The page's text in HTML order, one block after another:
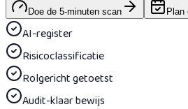
Doe de 5-minuten scan Plan
AI-register
Risicoclassificatie
Rolgericht getoetst
Audit-klaar bewijs